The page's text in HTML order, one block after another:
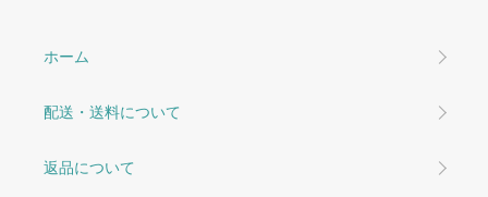
ホーム
配送・送料について
返品について